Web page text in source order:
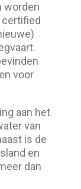
worden
voor
aan het
van
is de
en
dan